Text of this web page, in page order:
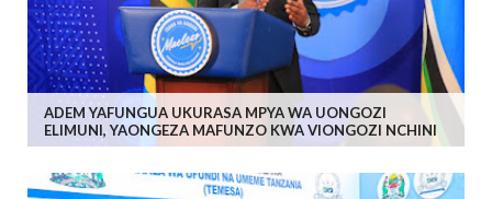
ADEM YAFUNGUA UKURASA MPYA WA UONGOZI
ELIMUNI, YAONGEZA MAFUNZO KWA VIONGOZI NCHINI